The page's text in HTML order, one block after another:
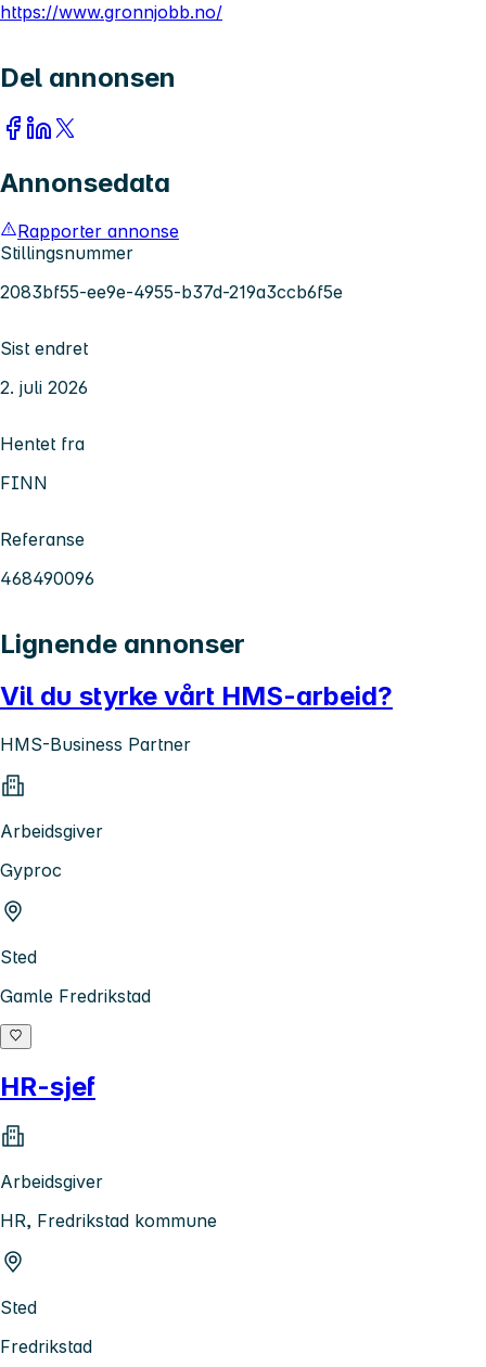
https://www.gronnjobb.no/
Del annonsen
Annonsedata
Rapporter annonse
Stillingsnummer
2083bf55-ee9e-4955-b37d-219a3ccb6f5e
Sist endret
2. juli 2026
Hentet fra
FINN
Referanse
468490096
Lignende annonser
Vil du styrke vårt HMS-arbeid?
HMS-Business Partner
Arbeidsgiver
Gyproc
Sted
Gamle Fredrikstad
HR-sjef
Arbeidsgiver
HR, Fredrikstad kommune
Sted
Fredrikstad